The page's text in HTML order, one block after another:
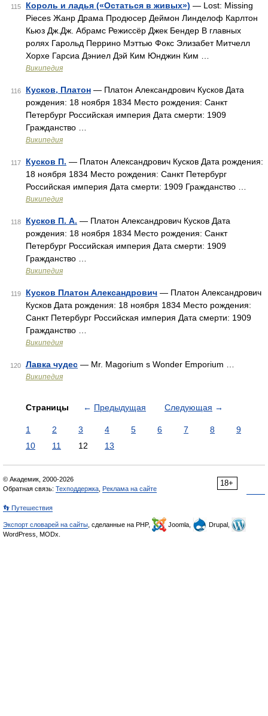
115 Король и ладья («Остаться в живых») — Lost: Missing
Pieces Жанр Драма Продюсер Деймон Линделоф Карлтон
Кьюз Дж.Дж. Абрамс Режиссёр Джек Бендер В главных
ролях Гарольд Перрино Мэттью Фокс Элизабет Митчелл
Хорхе Гарсиа Дэниел Дэй Ким Юнджин Ким …
Википедия
116 Кусков, Платон — Платон Александрович Кусков Дата
рождения: 18 ноября 1834 Место рождения: Санкт
Петербург Российская империя Дата смерти: 1909
Гражданство …
Википедия
117 Кусков П. — Платон Александрович Кусков Дата рождения:
18 ноября 1834 Место рождения: Санкт Петербург
Российская империя Дата смерти: 1909 Гражданство …
Википедия
118 Кусков П. А. — Платон Александрович Кусков Дата
рождения: 18 ноября 1834 Место рождения: Санкт
Петербург Российская империя Дата смерти: 1909
Гражданство …
Википедия
119 Кусков Платон Александрович — Платон Александрович
Кусков Дата рождения: 18 ноября 1834 Место рождения:
Санкт Петербург Российская империя Дата смерти: 1909
Гражданство …
Википедия
120 Лавка чудес — Mr. Magorium s Wonder Emporium …
Википедия
Страницы ← Предыдущая Следующая →
1 2 3 4 5 6 7 8
9
10
11 12 13
18+
© Академик, 2000-2026
Обратная связь: Техподдержка Реклама на сайте
👣 Путешествия
Экспорт словарей на сайты , сделанные на PHP, Joomla,
Drupal,
WordPress, MODx.